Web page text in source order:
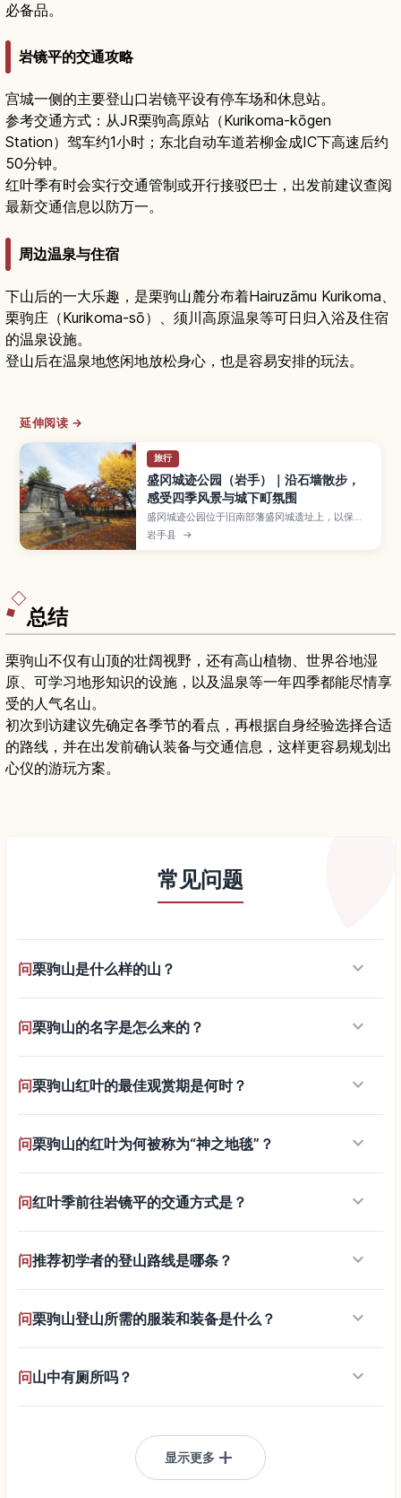
必备品。
岩镜平的交通攻略
宫城一侧的主要登山口岩镜平设有停车场和休息站。
参考交通方式：从JR栗驹高原站（Kurikoma-kōgen
Station）驾车约1小时；东北自动车道若柳金成IC下高速后约
50分钟。
红叶季有时会实行交通管制或开行接驳巴士，出发前建议查阅
最新交通信息以防万一。
周边温泉与住宿
下山后的一大乐趣，是栗驹山麓分布着Hairuzāmu Kurikoma、
栗驹庄（Kurikoma-sō）、须川高原温泉等可日归入浴及住宿
的温泉设施。
登山后在温泉地悠闲地放松身心，也是容易安排的玩法。
延伸阅读 →
旅行
盛冈城迹公园（岩手）｜沿石墙散步，
感受四季风景与城下町氛围
盛冈城迹公园位于旧南部藩盛冈城遗址上，以保存
完好的石墙、樱花与红叶景色而成为市民休憩的热
门公园。本文介绍盛冈城与南部家历史、公园内的
岩手县 →
总结
栗驹山不仅有山顶的壮阔视野，还有高山植物、世界谷地湿
原、可学习地形知识的设施，以及温泉等一年四季都能尽情享
受的人气名山。
初次到访建议先确定各季节的看点，再根据自身经验选择合适
的路线，并在出发前确认装备与交通信息，这样更容易规划出
心仪的游玩方案。
常见问题
问栗驹山是什么样的山？ keyboard_arrow_down
问栗驹山的名字是怎么来的？ keyboard_arrow_down
问栗驹山红叶的最佳观赏期是何时？ keyboard_arrow_down
问栗驹山的红叶为何被称为“神之地毯”？ keyboard_arrow_down
问红叶季前往岩镜平的交通方式是？ keyboard_arrow_down
问推荐初学者的登山路线是哪条？ keyboard_arrow_down
问栗驹山登山所需的服装和装备是什么？ keyboard_arrow_down
问山中有厕所吗？ keyboard_arrow_down
显示更多 add